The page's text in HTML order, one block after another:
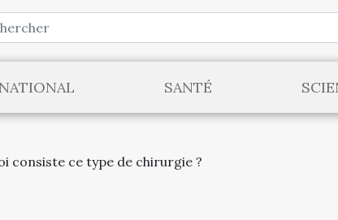
SANTÉ
consiste ce type de chirurgie ?